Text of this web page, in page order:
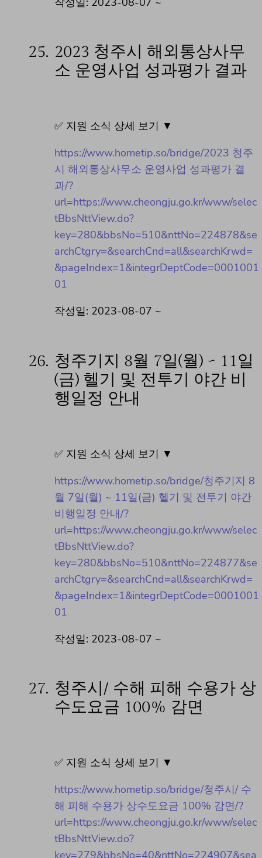
25. 2023 청주시 해외통상사무
소 운영사업 성과평가 결과
✅ 지원 소식 상세 보기 ▼
https://www.hometip.so/bridge/2023 청주
시 해외통상사무소 운영사업 성과평가 결
과/?
url=https://www.cheongju.go.kr/www/selec
tBbsNttView.do?
key=280&bbsNo=510&nttNo=224878&se
archCtgry=&searchCnd=all&searchKrwd=
&pageIndex=1&integrDeptCode=0001001
01
작성일: 2023-08-07 ~
26. 청주기지 8월 7일(월) ~ 11일
(금) 헬기 및 전투기 야간 비
행일정 안내
✅ 지원 소식 상세 보기 ▼
https://www.hometip.so/bridge/청주기지 8
월 7일(월) ~ 11일(금) 헬기 및 전투기 야간
비행일정 안내/?
url=https://www.cheongju.go.kr/www/selec
tBbsNttView.do?
key=280&bbsNo=510&nttNo=224877&se
archCtgry=&searchCnd=all&searchKrwd=
&pageIndex=1&integrDeptCode=0001001
01
작성일: 2023-08-07 ~
27. 청주시/ 수해 피해 수용가 상
수도요금 100% 감면
✅ 지원 소식 상세 보기 ▼
https://www.hometip.so/bridge/청주시/ 수
해 피해 수용가 상수도요금 100% 감면/?
url=https://www.cheongju.go.kr/www/selec
tBbsNttView.do?
key=279&bbsNo=40&nttNo=224907&sea